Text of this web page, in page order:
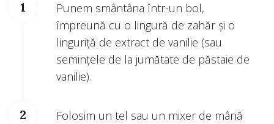
Punem smântâna într-un bol,
împreună cu o lingură de zahăr și o
linguriță de extract de vanilie (sau
semințele de la jumătate de păstaie de
vanilie).
Folosim un tel sau un mixer de mână